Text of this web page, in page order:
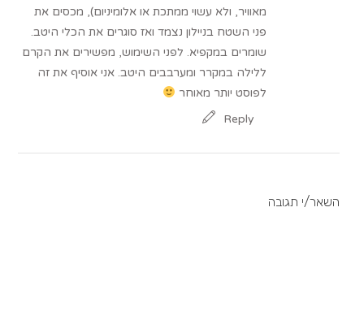
מאוויר, ולא עשוי ממתכת או אלומיניום), מכסים את
פני השטח בניילון נצמד ואז סוגרים את הכלי היטב.
שומרים במקפיא. לפני השימוש, מפשירים את הקרם
ללילה במקרר ומערבבים היטב. אני אוסיף את זה
לפוסט יותר מאוחר
Reply
השאר/י תגובה